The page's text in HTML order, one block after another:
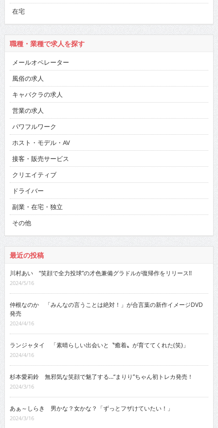
在宅
職種・業種で求人を探す
メールオペレーター
風俗の求人
キャバクラの求人
営業の求人
パワフルワーク
ホスト・モデル・AV
接客・販売サービス
クリエイティブ
ドライバー
副業・在宅・独立
その他
最近の投稿
川村あい “笑顔で全力投球”の才色兼備グラドルが復帰作をリリース!!
2024/5/16
仲根なのか 「みんなの言うことは絶対！」が合言葉の新作イメージDVD
発売
2024/4/16
ランジャタイ 「素晴らしい出会いと〝癒着〟が育ててくれた(笑)」
2024/4/16
杉本愛莉鈴 無邪気な笑顔で魅了する…“まりり”ちゃん初トレカ発売！
2024/3/16
あぁ～しらき 男かな？女かな？「ずっとフザけていたい！」
2024/3/16